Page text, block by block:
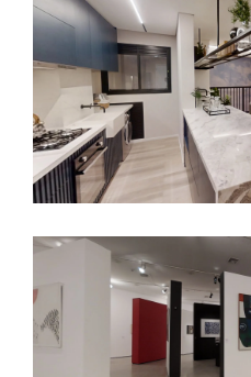
MAM | Os anos